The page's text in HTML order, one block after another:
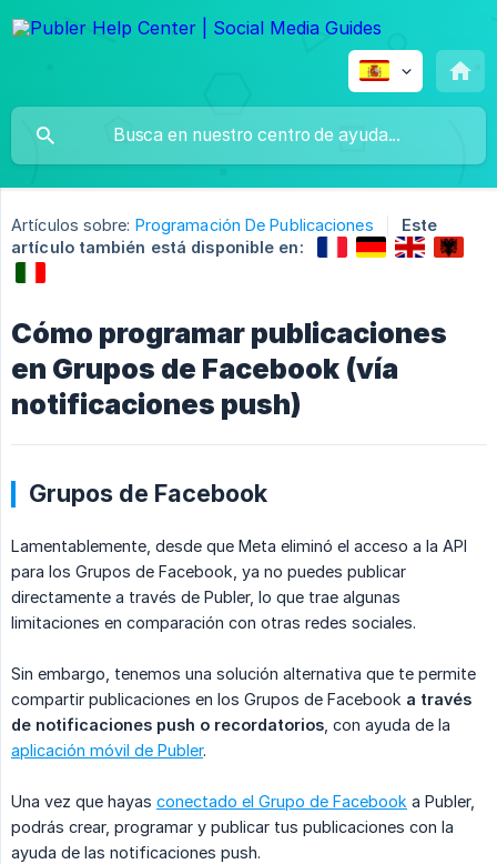
Artículos sobre: Programación De Publicaciones
Este
artículo también está disponible en:
Cómo programar publicaciones
en Grupos de Facebook (vía
notificaciones push)
Grupos de Facebook
Lamentablemente, desde que Meta eliminó el acceso a la API
para los Grupos de Facebook, ya no puedes publicar
directamente a través de Publer, lo que trae algunas
limitaciones en comparación con otras redes sociales.
Sin embargo, tenemos una solución alternativa que te permite
compartir publicaciones en los Grupos de Facebook a través
de notificaciones push o recordatorios , con ayuda de la
aplicación móvil de Publer.
Una vez que hayas conectado el Grupo de Facebook a Publer,
podrás crear, programar y publicar tus publicaciones con la
ayuda de las notificaciones push.